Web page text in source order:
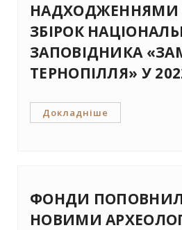
ЗБІРОК
ЗАПОВІДНИКА
ТЕРНОПІЛЛЯ» У
Докладніше
ФОНДИ
НОВИМИ